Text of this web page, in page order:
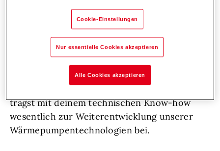
Du begeisterst dich für innovative Regelungs-
und Softwarelösungen und möchtest die
Zukunft moderner Wärmepumpensysteme
aktiv mitgestalten? Dann bist du bei uns genau
intelligente Regelkonzepte, arbeitest eng mit
interdisziplinären Teams zusammen und
trägst mit deinem technischen Know-how
wesentlich zur Weiterentwicklung unserer
Wärmepumpentechnologien bei.
Cookie-Einstellungen
Nur essentielle Cookies akzeptieren
Alle Cookies akzeptieren